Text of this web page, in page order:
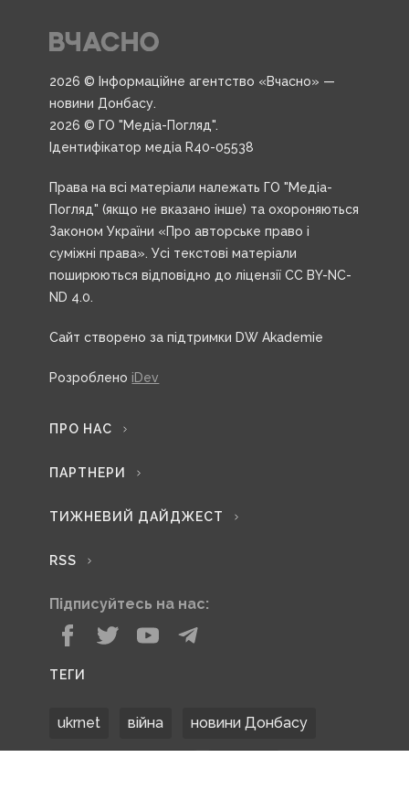
2026 © Інформаційне агентство «Вчасно» —
новини Донбасу.
2026 © ГО "Медіа-Погляд".
Ідентифікатор медіа R40-05538
Права на всі матеріали належать ГО "Медіа-
Погляд" (якщо не вказано інше) та охороняються
Законом України «Про авторське право і
суміжні права». Усі текстові матеріали
поширюються відповідно до ліцензії CC BY-NC-
ND 4.0.
Сайт створено за підтримки DW Akademie
Розроблено iDev
ПРО НАС
ПАРТНЕРИ
ТИЖНЕВИЙ ДАЙДЖЕСТ
RSS
Підписуйтесь на нас:
ТЕГИ
ukrnet війна новини Донбасу